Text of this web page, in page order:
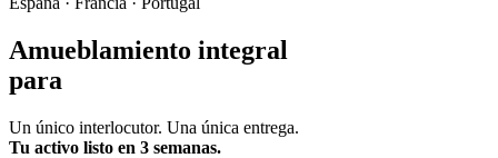
Amueblamiento integral
para
Un único interlocutor. Una única entrega.
Tu activo listo en 3 semanas.